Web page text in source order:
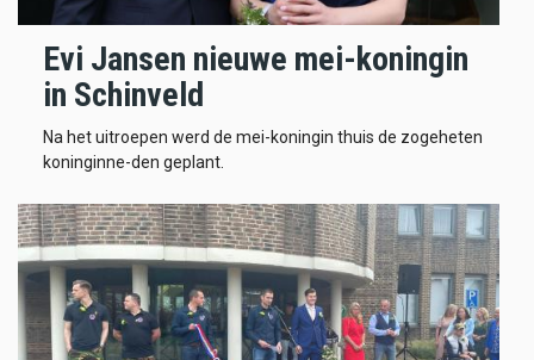
Evi Jansen nieuwe mei-koningin
in Schinveld
Na het uitroepen werd de mei-koningin thuis de zogeheten
koninginne-den geplant.